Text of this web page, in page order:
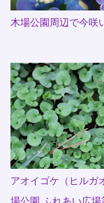
木場公園周辺で今咲
アオイゴケ（ヒルガ